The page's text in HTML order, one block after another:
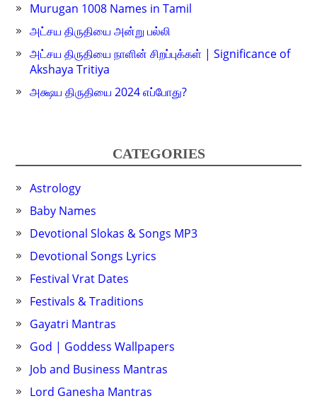
Murugan 1008 Names in Tamil
அட்சய திருதியை அன்று பல்லி
அட்சய திருதியை நாளின் சிறப்புக்கள் | Significance of
Akshaya Tritiya
அக்ஷய திருதியை 2024 எப்போது?
CATEGORIES
Astrology
Baby Names
Devotional Slokas & Songs MP3
Devotional Songs Lyrics
Festival Vrat Dates
Festivals & Traditions
Gayatri Mantras
God | Goddess Wallpapers
Job and Business Mantras
Lord Ganesha Mantras